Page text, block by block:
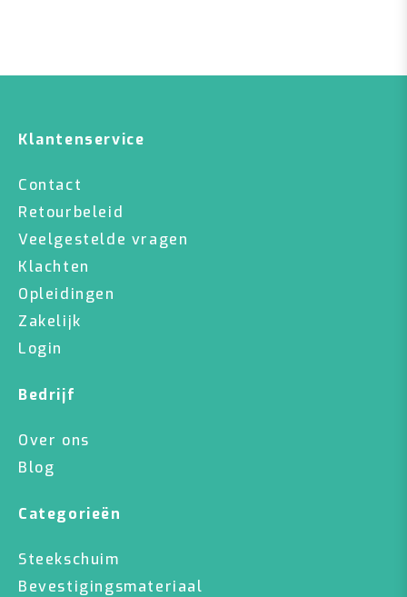
Klantenservice
Contact
Retourbeleid
Veelgestelde vragen
Klachten
Opleidingen
Zakelijk
Login
Bedrijf
Over ons
Blog
Categorieën
Steekschuim
Bevestigingsmateriaal